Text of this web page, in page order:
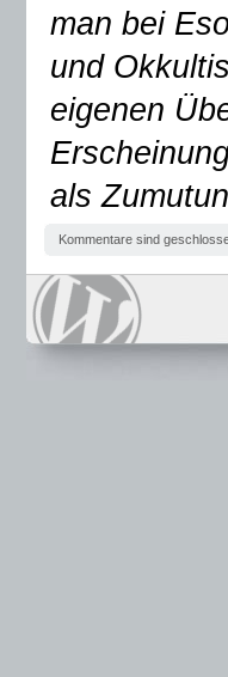
man bei
und
eigenen
als
Kommentare sind